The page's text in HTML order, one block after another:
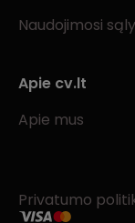
Naudojimosi
Apie cv.lt
Apie mus
Privatumo